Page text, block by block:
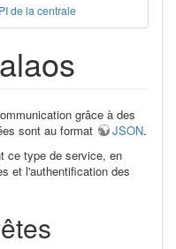
de la centrale
grâce à des
sont au format
JSON.
ce type de service, en
et l'authentification des